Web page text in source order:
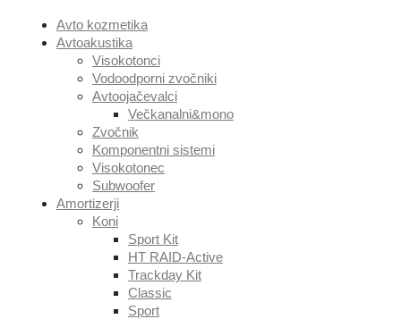
Avto kozmetika
Avtoakustika
Visokotonci
Vodoodporni zvočniki
Avtoojačevalci
Večkanalni&mono
Zvočnik
Komponentni sistemi
Visokotonec
Subwoofer
Amortizerji
Koni
Sport Kit
HT RAID-Active
Trackday Kit
Classic
Sport